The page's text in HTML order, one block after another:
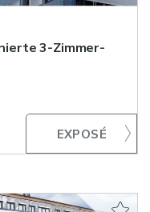
3-Zimmer-